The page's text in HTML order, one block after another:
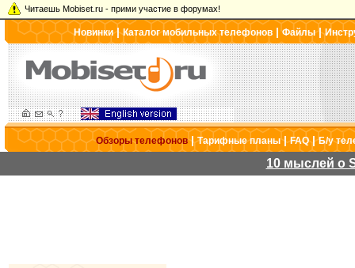
Читаешь Mobiset.ru - прими участие в форумах!
Новинки|Каталог мобильных телефонов |Файлы|
Обзоры телефонов|Тарифные планы|FAQ|Б/у
10 мыслей о